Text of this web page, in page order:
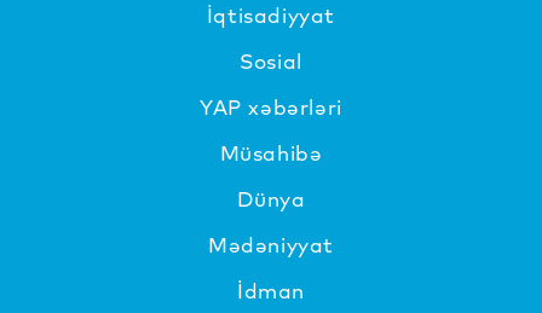
İqtisadiyyat
Sosial
YAP xəbərləri
Müsahibə
Dünya
Mədəniyyat
İdman